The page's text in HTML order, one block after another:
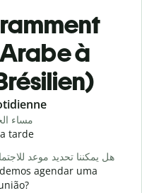
à
مساء
tarde
هل يمكننا تحديد موعد
agendar uma